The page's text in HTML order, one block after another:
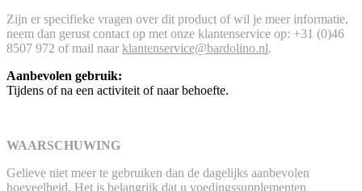
Zijn er specifieke vragen over dit product of wil je meer informatie,
neem dan gerust contact op met onze klantenservice op: +31 (0)46
8507 972 of mail naar klantenservice@bardolino.nl.
Aanbevolen gebruik:
Tijdens of na een activiteit of naar behoefte.
WAARSCHUWING
Gelieve niet meer te gebruiken dan de dagelijks aanbevolen
hoeveelheid. Het is belangrijk dat u voedingssupplementen